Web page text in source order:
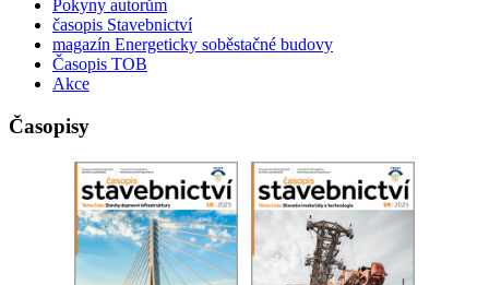
Pokyny autorům
časopis Stavebnictví
magazín Energeticky soběstačné budovy
Časopis TOB
Akce
Časopisy